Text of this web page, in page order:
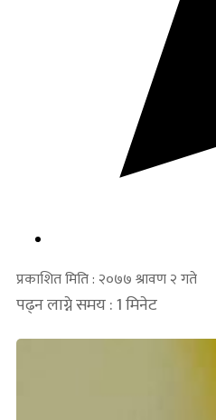
प्रकाशित मिति : २०७७ श्रावण २ गते
पढ्न लाग्ने समय : 1 मिनेट